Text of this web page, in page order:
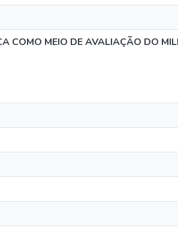
COMO MEIO DE AVALIAÇÃO DO